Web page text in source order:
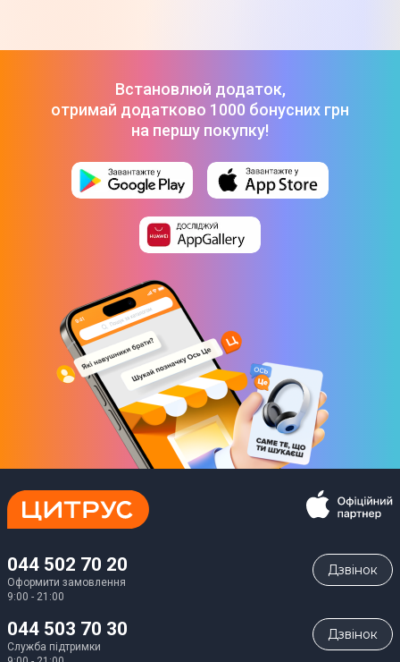
Встановлюй додаток,
отримай додатково 1000 бонусних грн
на першу покупку!
044 502 70 20
Оформити замовлення
9:00 - 21:00
Дзвiнок
044 503 70 30
Служба підтримки
Дзвiнок